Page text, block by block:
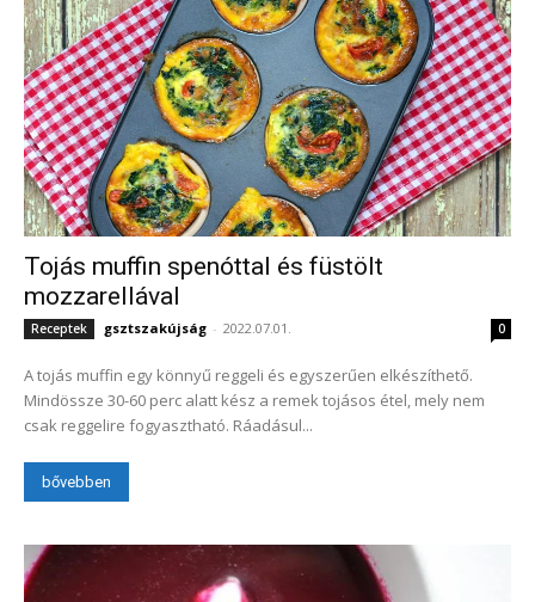
Tojás muffin spenóttal és füstölt
mozzarellával
Receptek gsztszakújság - 2022.07.01. 0
A tojás muffin egy könnyű reggeli és egyszerűen elkészíthető.
Mindössze 30-60 perc alatt kész a remek tojásos étel, mely nem
csak reggelire fogyasztható. Ráadásul...
bővebben